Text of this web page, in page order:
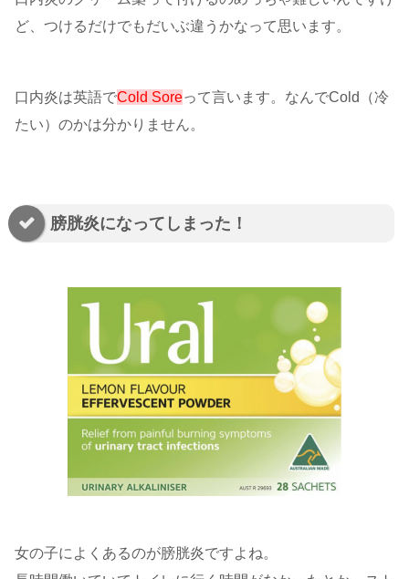
ど、つけるだけでもだいぶ違うかなって思います。
口内炎は英語でCold Soreって言います。なんでCold（冷
たい）のかは分かりません。
膀胱炎になってしまった！
女の子によくあるのが膀胱炎ですよね。